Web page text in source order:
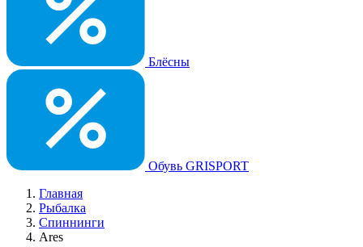
Блёсны
Обувь GRISPORT
Главная
Рыбалка
Спиннинги
Ares